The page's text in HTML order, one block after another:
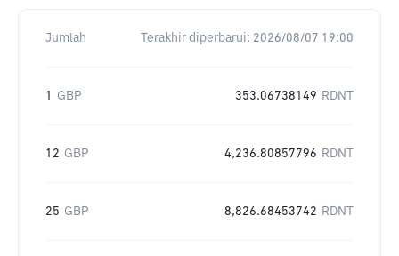
Jumlah Terakhir diperbarui: 2026/08/07 19:00
1 GBP 353.06738149 RDNT
12 GBP 4,236.80857796 RDNT
25 GBP 8,826.68453742 RDNT